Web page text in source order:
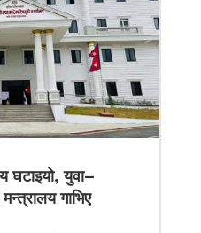
घटाइयो, युवा–
गाभिए